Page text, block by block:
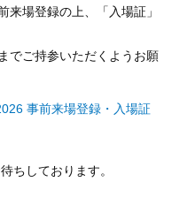
来場登録の上、「入場証」
でご持参いただくようお願
事前来場登録・入場証
ちしております。